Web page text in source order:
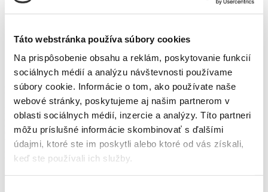
Táto webstránka používa súbory cookies
Na prispôsobenie obsahu a reklám, poskytovanie funkcií
sociálnych médií a analýzu návštevnosti používame
súbory cookie. Informácie o tom, ako používate naše
webové stránky, poskytujeme aj našim partnerom v
oblasti sociálnych médií, inzercie a analýzy. Títo partneri
môžu príslušné informácie skombinovať s ďalšími
údajmi, ktoré ste im poskytli alebo ktoré od vás získali,
keď ste používali ich služby.
Kanva 8l
Domov
Zavlažovanie
Kanva 8l
Kanva 8l
Krhla je vďaka širokej ponuke veľkostí nenahraditeľným
pomocníkom aj v prípade veľkých záhrad. Veľké ucho a
odnímateľné kropítko sú prednosťami tejto kanvy.
Vyznačuje sa zvýšenou odolnosťou voči mechanickým
poškodeniam a nepriaznivému vplyvu slnečného žiarenia.
Materiál: plast